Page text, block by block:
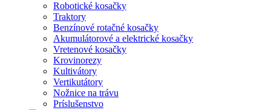
Robotické kosačky
Traktory
Benzínové rotačné kosačky
Akumulátorové a elektrické kosačky
Vretenové kosačky
Krovinorezy
Kultivátory
Vertikutátory
Nožnice na trávu
Príslušenstvo